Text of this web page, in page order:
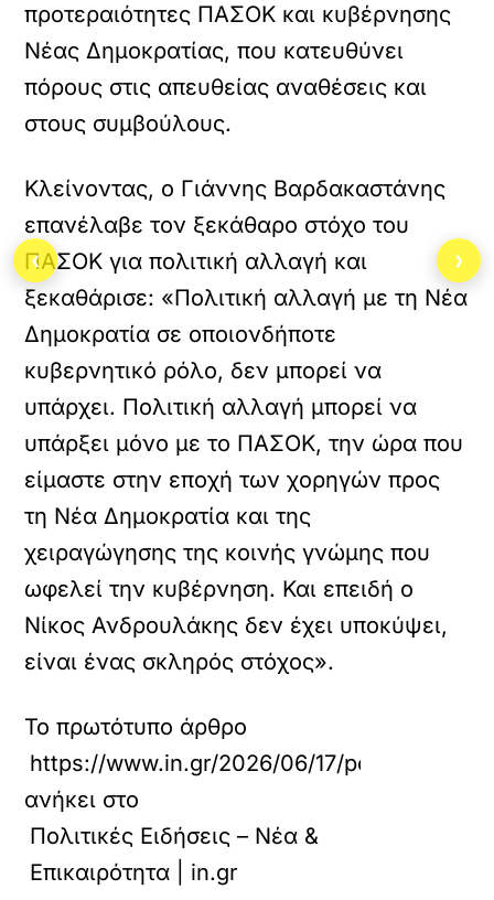
προτεραιότητες ΠΑΣΟΚ και κυβέρνησης
Νέας Δημοκρατίας, που κατευθύνει
πόρους στις απευθείας αναθέσεις και
στους συμβούλους.
Κλείνοντας, ο Γιάννης Βαρδακαστάνης
επανέλαβε τον ξεκάθαρο στόχο του
ΠΑΣΟΚ για πολιτική αλλαγή και
ξεκαθάρισε: «Πολιτική αλλαγή με τη Νέα
Δημοκρατία σε οποιονδήποτε
κυβερνητικό ρόλο, δεν μπορεί να
υπάρχει. Πολιτική αλλαγή μπορεί να
υπάρξει μόνο με το ΠΑΣΟΚ, την ώρα που
είμαστε στην εποχή των χορηγών προς
τη Νέα Δημοκρατία και της
χειραγώγησης της κοινής γνώμης που
ωφελεί την κυβέρνηση. Και επειδή ο
Νίκος Ανδρουλάκης δεν έχει υποκύψει,
είναι ένας σκληρός στόχος».
Το πρωτότυπο άρθρο
https://www.in.gr/2026/06/17/politics/
ανήκει στο
Πολιτικές Ειδήσεις – Νέα &
Επικαιρότητα | in.gr
‹ ›